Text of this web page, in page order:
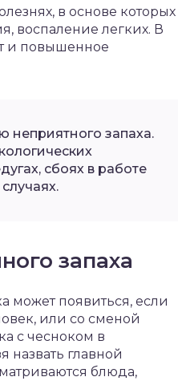
в основе которых
воспаление легких. В
и повышенное
неприятного запаха.
сбоях в работе
запаха
может появиться, если
или со сменой
с чесноком в
назвать главной
блюда,